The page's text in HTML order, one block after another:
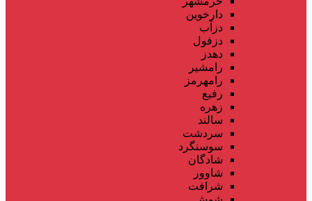
دارخوین
دزآب
دزفول
دهدز
رامشیر
رامهرمز
رفیع
زهره
سالند
سردشت
سوسنگرد
شادگان
شاوور
شرافت